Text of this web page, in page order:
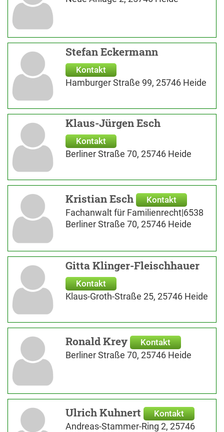
Stefan Eckermann
Kontakt
Hamburger Straße 99, 25746 Heide
Klaus-Jürgen Esch
Kontakt
Berliner Straße 70, 25746 Heide
Kristian Esch Kontakt
Fachanwalt für Familienrecht|6538
Berliner Straße 70, 25746 Heide
Gitta Klinger-Fleischhauer
Kontakt
Klaus-Groth-Straße 25, 25746 Heide
Ronald Krey Kontakt
Berliner Straße 70, 25746 Heide
Ulrich Kuhnert Kontakt
Andreas-Stammer-Ring 2, 25746